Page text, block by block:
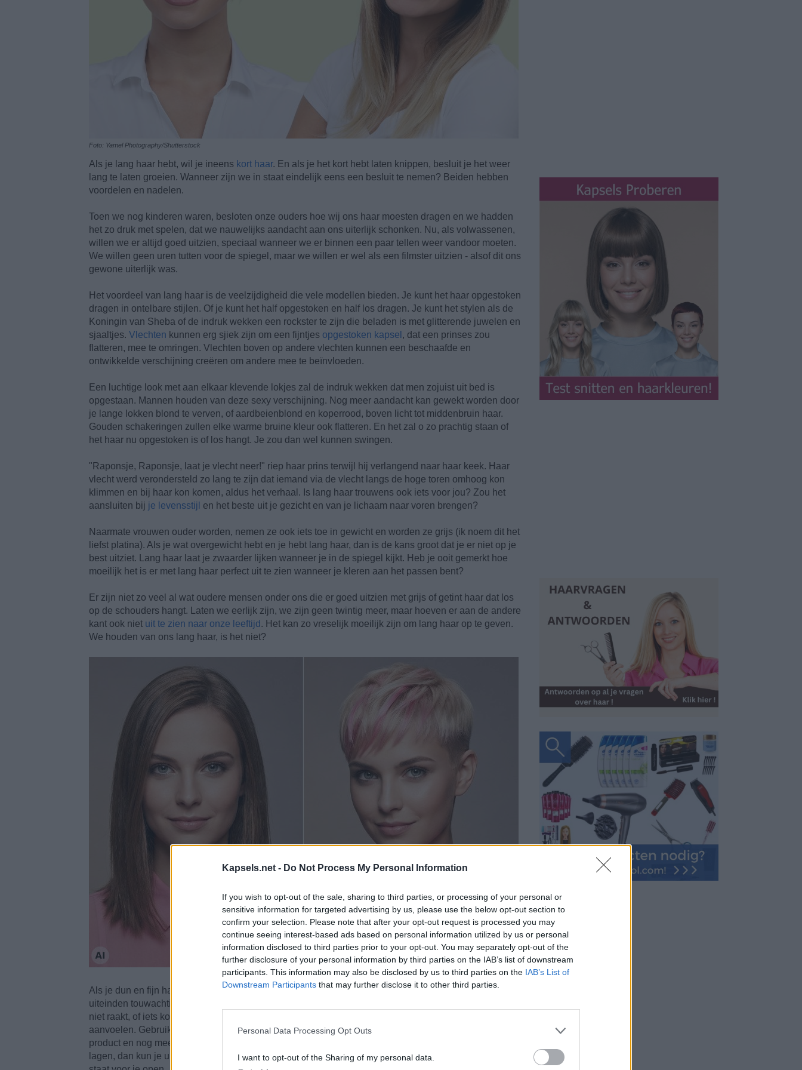
Kapsels.net - Do Not Process My Personal Information
If you wish to opt-out of the sale, sharing to third parties, or processing of your personal or
sensitive information for targeted advertising by us, please use the below opt-out section to
confirm your selection. Please note that after your opt-out request is processed you may
continue seeing interest-based ads based on personal information utilized by us or personal
information disclosed to third parties prior to your opt-out. You may separately opt-out of the
further disclosure of your personal information by third parties on the IAB’s list of downstream
participants. This information may also be disclosed by us to third parties on the IAB’s List of
Downstream Participants that may further disclose it to other third parties.
Personal Data Processing Opt Outs
I want to opt-out of the Sharing of my personal data.
Foto: Yamel Photography/Shutterstock
Als je lang haar hebt, wil je ineens kort haar. En als je het kort hebt laten knippen, besluit je het weer
lang te laten groeien. Wanneer zijn we in staat eindelijk eens een besluit te nemen? Beiden hebben
voordelen en nadelen.
Toen we nog kinderen waren, besloten onze ouders hoe wij ons haar moesten dragen en we hadden
het zo druk met spelen, dat we nauwelijks aandacht aan ons uiterlijk schonken. Nu, als volwassenen,
willen we er altijd goed uitzien, speciaal wanneer we er binnen een paar tellen weer vandoor moeten.
We willen geen uren tutten voor de spiegel, maar we willen er wel als een filmster uitzien - alsof dit ons
gewone uiterlijk was.
Het voordeel van lang haar is de veelzijdigheid die vele modellen bieden. Je kunt het haar opgestoken
dragen in ontelbare stijlen. Of je kunt het half opgestoken en half los dragen. Je kunt het stylen als de
Koningin van Sheba of de indruk wekken een rockster te zijn die beladen is met glitterende juwelen en
sjaaltjes. Vlechten kunnen erg sjiek zijn om een fijntjes opgestoken kapsel , dat een prinses zou
flatteren, mee te omringen. Vlechten boven op andere vlechten kunnen een beschaafde en
ontwikkelde verschijning creëren om andere mee te beïnvloeden.
Een luchtige look met aan elkaar klevende lokjes zal de indruk wekken dat men zojuist uit bed is
opgestaan. Mannen houden van deze sexy verschijning. Nog meer aandacht kan gewekt worden door
je lange lokken blond te verven, of aardbeienblond en koperrood, boven licht tot middenbruin haar.
Gouden schakeringen zullen elke warme bruine kleur ook flatteren. En het zal o zo prachtig staan of
het haar nu opgestoken is of los hangt. Je zou dan wel kunnen swingen.
"Raponsje, Raponsje, laat je vlecht neer!" riep haar prins terwijl hij verlangend naar haar keek. Haar
vlecht werd verondersteld zo lang te zijn dat iemand via de vlecht langs de hoge toren omhoog kon
klimmen en bij haar kon komen, aldus het verhaal. Is lang haar trouwens ook iets voor jou? Zou het
aansluiten bij je levensstijl en het beste uit je gezicht en van je lichaam naar voren brengen?
Naarmate vrouwen ouder worden, nemen ze ook iets toe in gewicht en worden ze grijs (ik noem dit het
liefst platina). Als je wat overgewicht hebt en je hebt lang haar, dan is de kans groot dat je er niet op je
best uitziet. Lang haar laat je zwaarder lijken wanneer je in de spiegel kijkt. Heb je ooit gemerkt hoe
moeilijk het is er met lang haar perfect uit te zien wanneer je kleren aan het passen bent?
Er zijn niet zo veel al wat oudere mensen onder ons die er goed uitzien met grijs of getint haar dat los
op de schouders hangt. Laten we eerlijk zijn, we zijn geen twintig meer, maar hoeven er aan de andere
kant ook niet uit te zien naar onze leeftijd . Het kan zo vreselijk moeilijk zijn om lang haar op te geven.
We houden van ons lang haar, is het niet?
Als je dun en fijn haar hebt, zal lang haar het alleen maar dunner laten lijken en het haar aan de
uiteinden touwachtig laten overkomen. Als het recht afgeknipt wordt in een bob die de schouders net
niet raakt, of iets korter, zal het niet alleen de impressie geven van dikker haar, maar ook dikker
aanvoelen. Gebruik een goed volume product om dit effect te versterken. Alles is vandaag de dag
product en nog meer product. Wanneer je lang en dik haar hebt, en het haar gevormd is in ongelijke
lagen, dan kun je uit verschillende opties kiezen, of je haar nu steil, golvend of krullend is. De wereld